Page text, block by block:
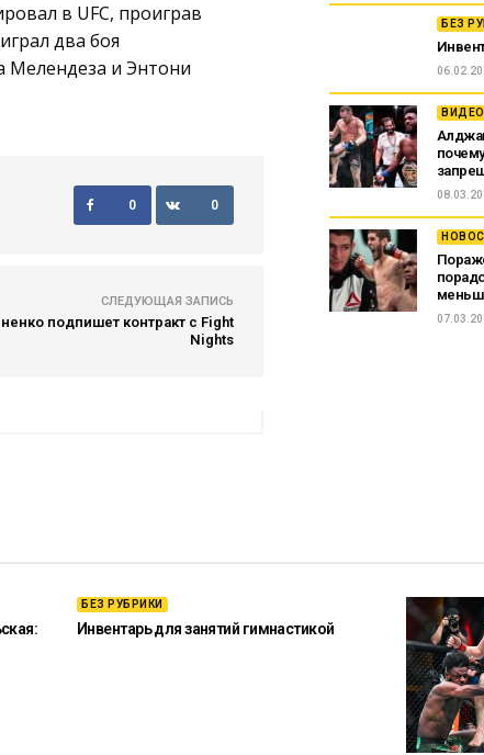
в UFC, проиграв
два боя
Мелендеза и Энтони
0 0
СЛЕДУЮЩАЯ ЗАПИСЬ
подпишет контракт с Fight
Nights
БЕЗ
ВИДЕО
БЕЗ РУБРИКИ
Инвентарь для занятий гимнастикой